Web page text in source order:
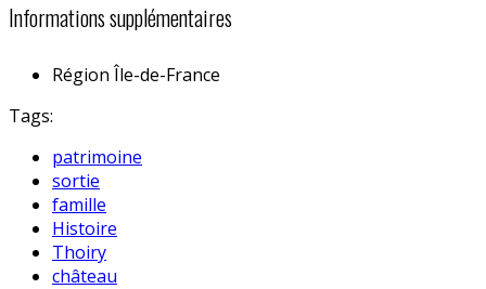
Informations supplémentaires
Région Île-de-France
Tags:
patrimoine
sortie
famille
Histoire
Thoiry
château